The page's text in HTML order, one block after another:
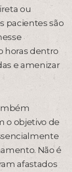
ou
pacientes são
horas dentro
e amenizar
o objetivo de
Não é
afastados